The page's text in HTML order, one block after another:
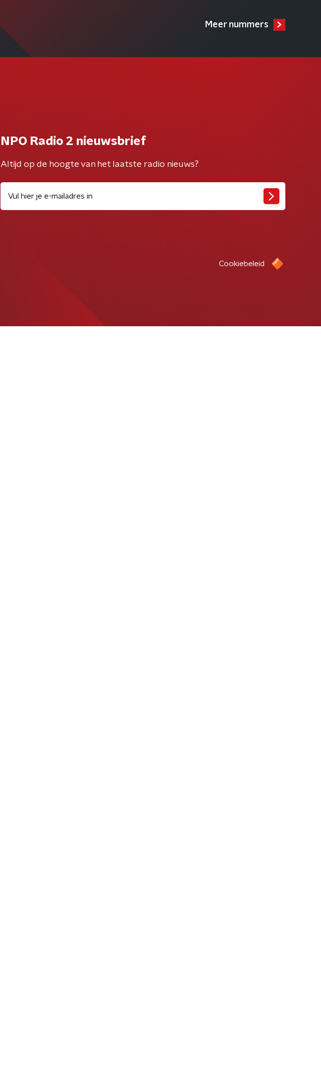
Meer nummers
NPO Radio 2 nieuwsbrief
Altijd op de hoogte van het laatste radio nieuws?
Cookiebeleid